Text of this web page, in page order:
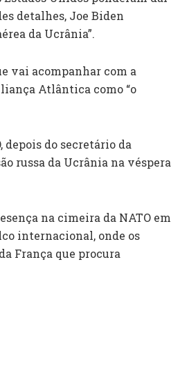
detalhes, Joe Biden
da Ucrânia”.
vai acompanhar com a
Atlântica como “o
depois do secretário da
russa da Ucrânia na véspera
na cimeira da NATO em
internacional, onde os
França que procura